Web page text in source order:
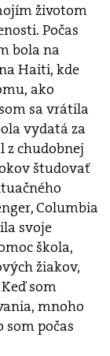
životom
Počas
bola na
Haiti, kde
ako
sa vrátila
vydatá za
z chudobnej
študovať
Columbia
svoje
škola,
žiakov,
som
mnoho
som počas